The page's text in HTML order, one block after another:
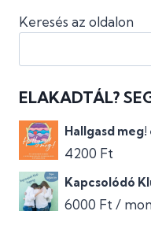
Keresés az oldalon
ELAKADTÁL?
Hallgasd
4200 Ft
Kapcsolódó
6000 Ft /